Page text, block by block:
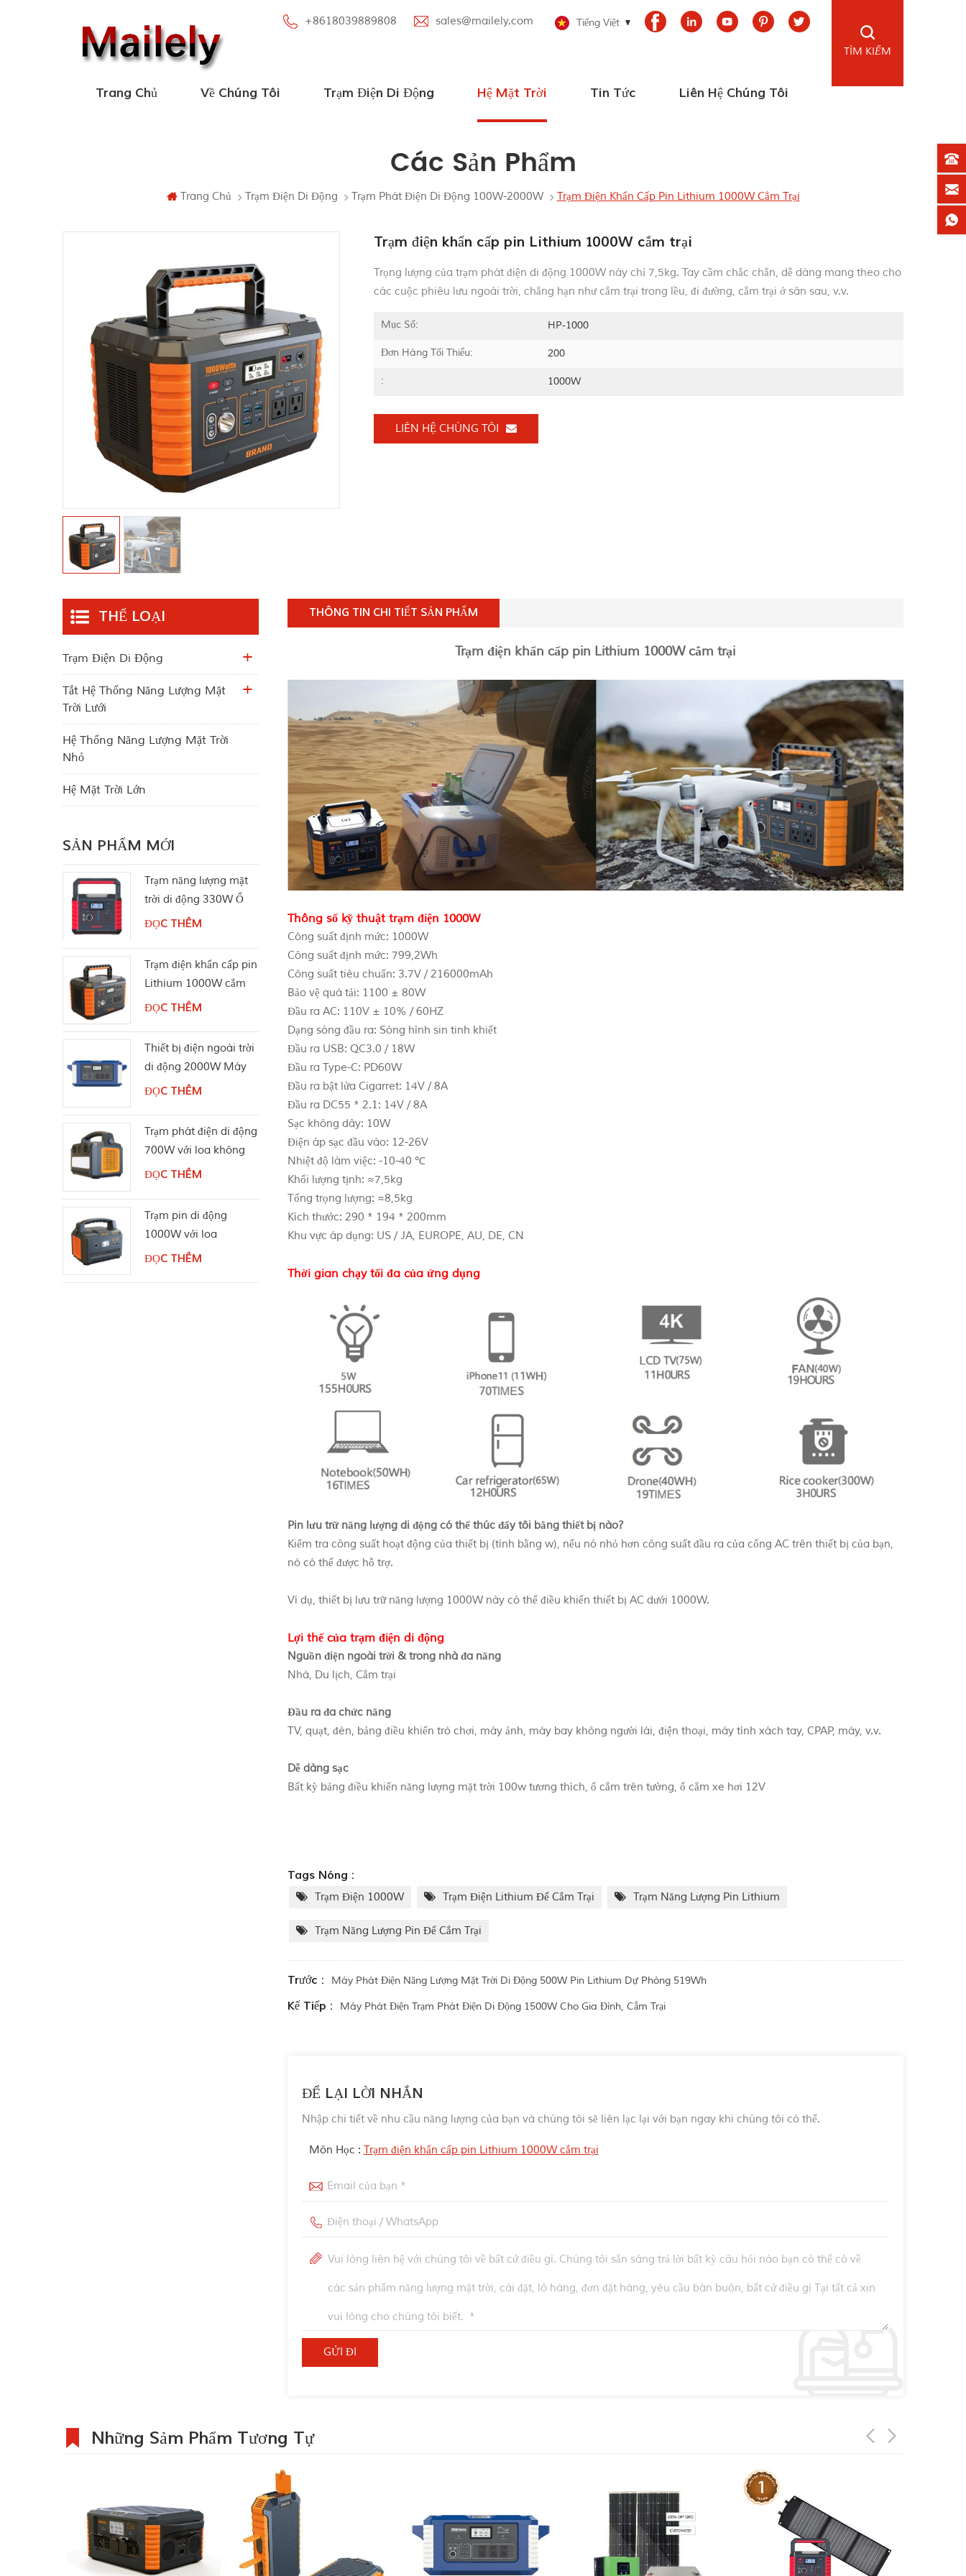
+8618039889808 sales@mailely.com Tiếng Việt
TÌM KIẾM
Trang Chủ Về Chúng Tôi Trạm Điện Di Động Hệ Mặt Trời Tin Tức Liên Hệ Chúng Tôi
Các Sản Phẩm
Trang Chủ Trạm Điện Di Động Trạm Phát Điện Di Động 100W-2000W Trạm Điện Khẩn Cấp Pin Lithium 1000W Cắm Trại
Trạm điện khẩn cấp pin Lithium 1000W cắm trại
Trọng lượng của trạm phát điện di động 1000W này chỉ 7,5kg. Tay cầm chắc chắn, dễ dàng mang theo cho
các cuộc phiêu lưu ngoài trời, chẳng hạn như cắm trại trong lều, đi đường, cắm trại ở sân sau, v.v.
Mục Số: HP-1000
Đơn Hàng Tối Thiểu: 200
: 1000W
LIÊN HỆ CHÚNG TÔI
THÔNG TIN CHI TIẾT SẢN PHẨM
Trạm điện khẩn cấp pin Lithium 1000W cắm trại
Thông số kỹ thuật trạm điện 1000W
Công suất định mức: 1000W
Công suất định mức: 799,2Wh
Công suất tiêu chuẩn: 3.7V / 216000mAh
Bảo vệ quá tải: 1100 ± 80W
Đầu ra AC: 110V ± 10% / 60HZ
Dạng sóng đầu ra: Sóng hình sin tinh khiết
Đầu ra USB: QC3.0 / 18W
Đầu ra Type-C: PD60W
Đầu ra bật lửa Cigarret: 14V / 8A
Đầu ra DC55 * 2.1: 14V / 8A
Sạc không dây: 10W
Điện áp sạc đầu vào: 12-26V
Nhiệt độ làm việc: -10-40 ℃
Khối lượng tịnh: ≈7,5kg
Tổng trọng lượng: ≈8,5kg
Kích thước: 290 * 194 * 200mm
Khu vực áp dụng: US / JA, EUROPE, AU, DE, CN
Thời gian chạy tối đa của ứng dụng
Pin lưu trữ năng lượng di động có thể thúc đẩy tôi bằng thiết bị nào?
Kiểm tra công suất hoạt động của thiết bị (tính bằng w), nếu nó nhỏ hơn công suất đầu ra của cổng AC trên thiết bị của bạn,
nó có thể được hỗ trợ.
Ví dụ, thiết bị lưu trữ năng lượng 1000W này có thể điều khiển thiết bị AC dưới 1000W.
Lợi thế của trạm điện di động
Nguồn điện ngoài trời & trong nhà đa năng
Nhà, Du lịch, Cắm trại
Đầu ra đa chức năng
TV, quạt, đèn, bảng điều khiển trò chơi, máy ảnh, máy bay không người lái, điện thoại, máy tính xách tay, CPAP, máy, v.v.
Dễ dàng sạc
Bất kỳ bảng điều khiển năng lượng mặt trời 100w tương thích, ổ cắm trên tường, ổ cắm xe hơi 12V
Tags Nóng :
Trạm Điện 1000W Trạm Điện Lithium Để Cắm Trại Trạm Năng Lượng Pin Lithium
Trạm Năng Lượng Pin Để Cắm Trại
Trước : Máy Phát Điện Năng Lượng Mặt Trời Di Động 500W Pin Lithium Dự Phòng 519Wh
Kế Tiếp : Máy Phát Điện Trạm Phát Điện Di Động 1500W Cho Gia Đình, Cắm Trại
ĐỂ LẠI LỜI NHẮN
Nhập chi tiết về nhu cầu năng lượng của bạn và chúng tôi sẽ liên lạc lại với bạn ngay khi chúng tôi có thể.
Môn Học : Trạm điện khẩn cấp pin Lithium 1000W cắm trại
THỂ LOẠI
Trạm Điện Di Động
Tắt Hệ Thống Năng Lượng Mặt
Trời Lưới
Hệ Thống Năng Lượng Mặt Trời
Nhỏ
Hệ Mặt Trời Lớn
SẢN PHẨM MỚI
Trạm năng lượng mặt
trời di động 330W Ổ
cắm điện AC Pure Sine
ĐỌC THÊM
Trạm điện khẩn cấp pin
Lithium 1000W cắm
trại
ĐỌC THÊM
Thiết bị điện ngoài trời
di động 2000W Máy
phát điện năng lượng
ĐỌC THÊM
Trạm phát điện di động
700W với loa không
dây Bluetooth
ĐỌC THÊM
Trạm pin di động
1000W với loa
Bluetooth
ĐỌC THÊM
Những Sảm Phẩm Tương Tự